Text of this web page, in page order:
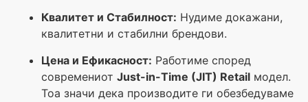
Квалитет и Стабилност: Нудиме докажани,
квалитетни и стабилни брендови.
Цена и Ефикасност: Работиме според
современиот Just-in-Time (JIT) Retail модел.
Тоа значи дека производите ги обезбедуваме